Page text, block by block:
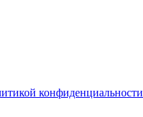
конфиденциальности